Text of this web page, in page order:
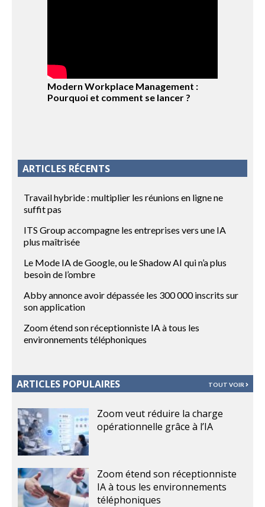
Modern Workplace Management :
Pourquoi et comment se lancer ?
ARTICLES RÉCENTS
Travail hybride : multiplier les réunions en ligne ne
suffit pas
ITS Group accompagne les entreprises vers une IA
plus maîtrisée
Le Mode IA de Google, ou le Shadow AI qui n’a plus
besoin de l’ombre
Abby annonce avoir dépassée les 300 000 inscrits sur
son application
Zoom étend son réceptionniste IA à tous les
environnements téléphoniques
ARTICLES POPULAIRES TOUT VOIR
Zoom veut réduire la charge
opérationnelle grâce à l’IA
Zoom étend son réceptionniste
IA à tous les environnements
téléphoniques